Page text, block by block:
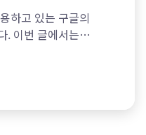
하고 있는 구글의
. 이번 글에서는